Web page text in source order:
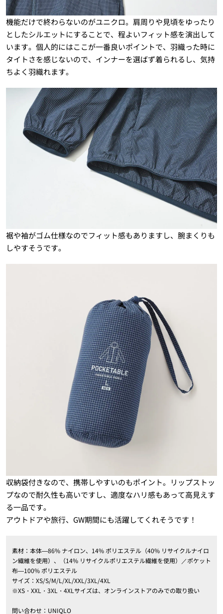
機能だけで終わらないのがユニクロ。肩周りや見頃をゆったり
としたシルエットにすることで、程よいフィット感を演出して
います。個人的にはここが一番良いポイントで、羽織った時に
タイトさを感じないので、インナーを選ばず着られるし、気持
ちよく羽織れます。
裾や袖がゴム仕様なのでフィット感もありますし、腕まくりも
しやすそうです。
収納袋付きなので、携帯しやすいのもポイント。リップストッ
プなので耐久性も高いですし、適度なハリ感もあって高見えす
る一品です。
アウトドアや旅行、GW期間にも活躍してくれそうです！
素材：本体―86% ナイロン、14% ポリエステル（40% リサイクルナイロ
ン繊維を使用）、（14% リサイクルポリエステル繊維を使用）／ポケット
布―100% ポリエステル
サイズ：XS/S/M/L/XL/XXL/3XL/4XL
※XS・XXL・3XL・4XLサイズは、オンラインストアのみでの取り扱い
問い合わせ：UNIQLO